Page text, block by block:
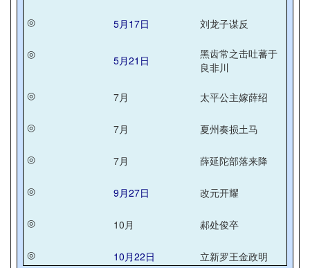
◎ 5月17日 刘龙子谋反
◎ 5月21日
黑齿常之击吐蕃于
良非川
◎
7月 太平公主嫁薛绍
◎ 7月 夏州奏损土马
◎ 7月 薛延陀部落来降
◎ 9月27日 改元开耀
◎ 10月 郝处俊卒
◎ 10月22日 立新罗王金政明